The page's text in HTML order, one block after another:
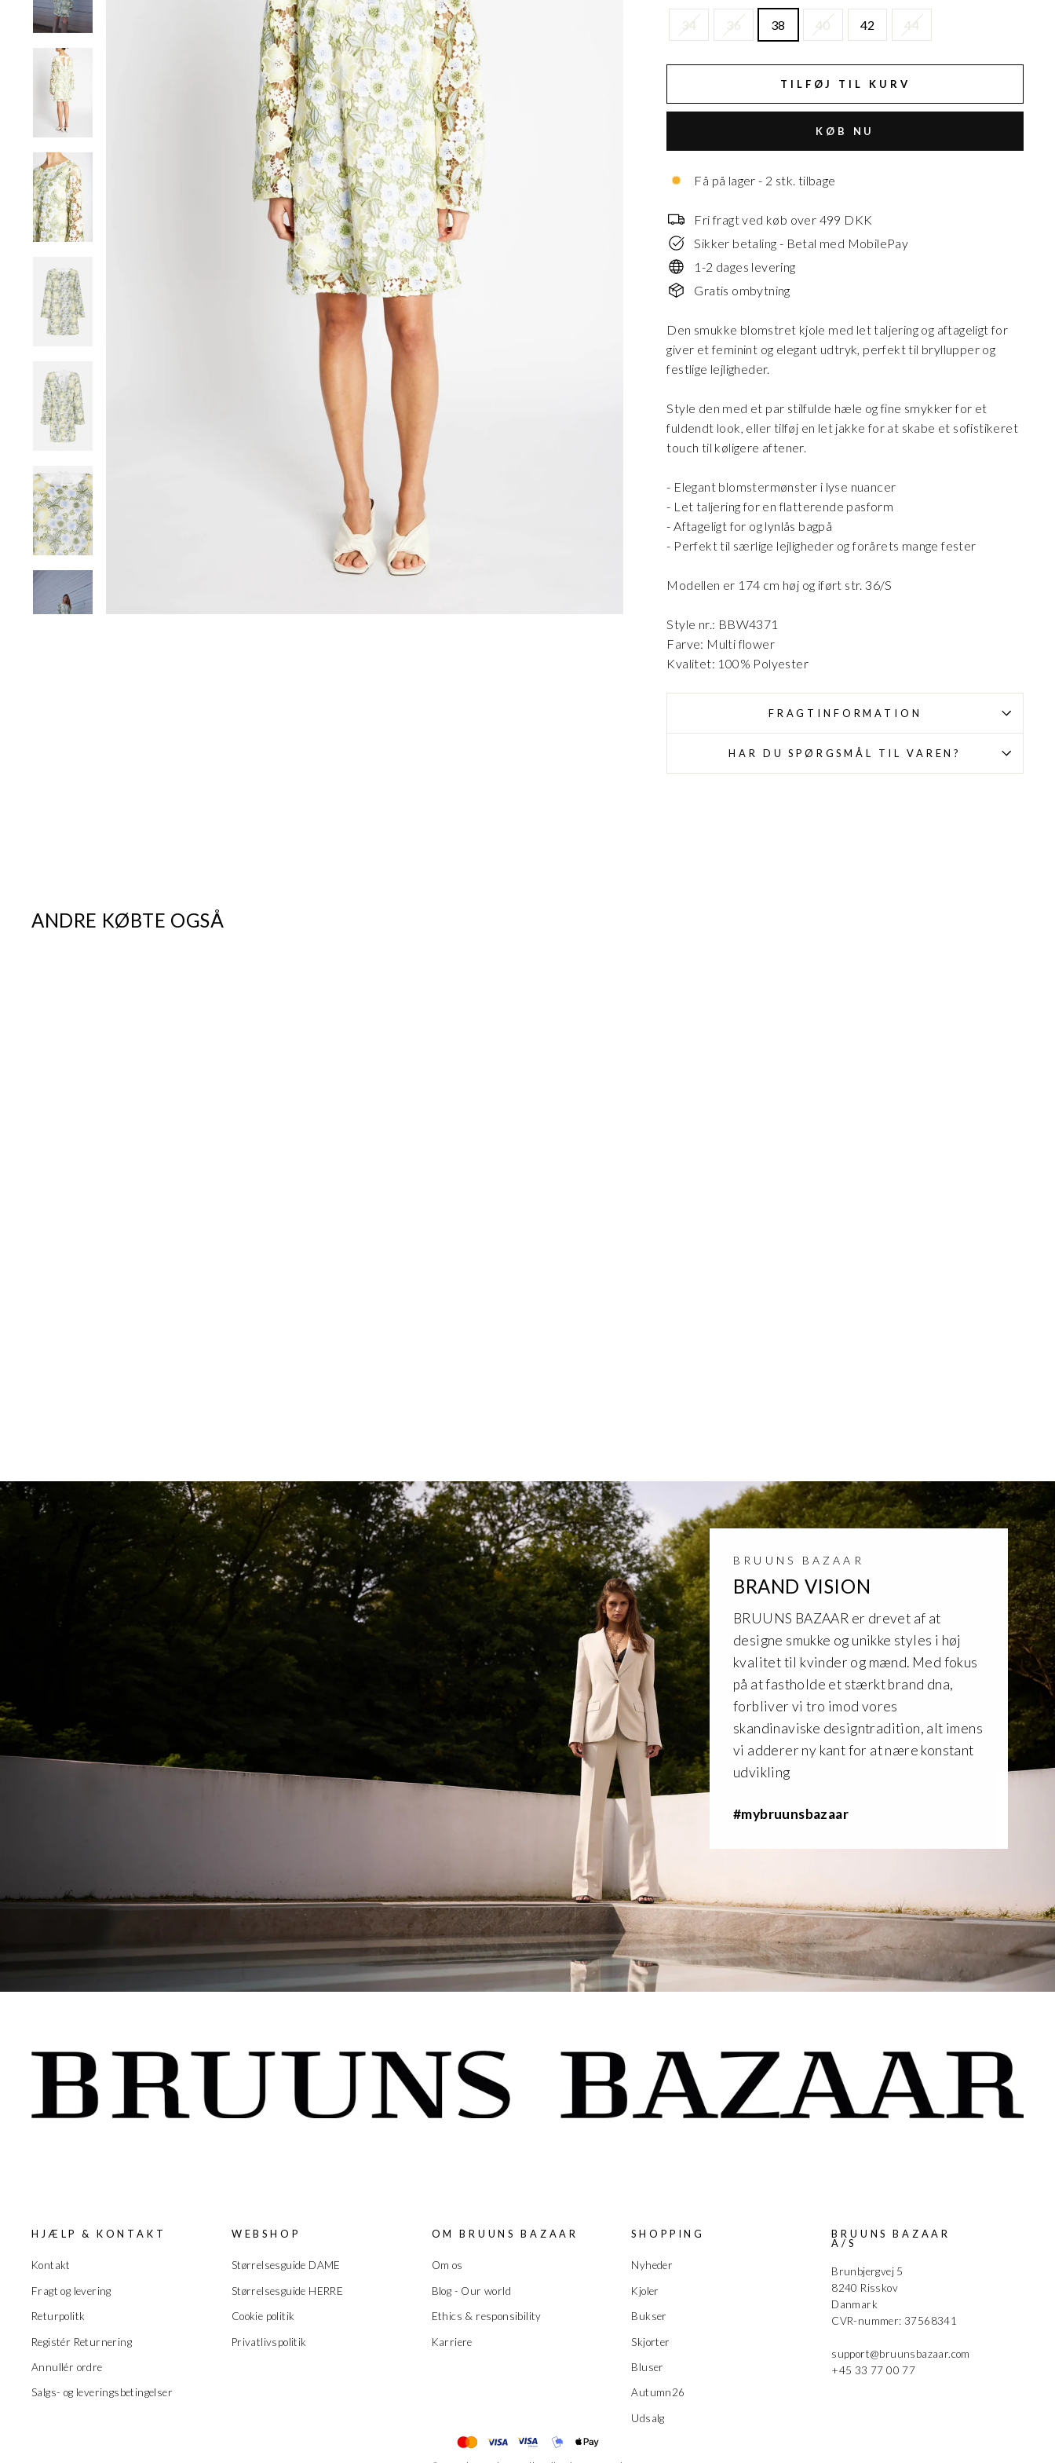
34 36 38 40 42 44
TILFØJ TIL KURV
KØB NU
Få på lager - 2 stk. tilbage
Fri fragt ved køb over 499 DKK
Sikker betaling - Betal med MobilePay
1-2 dages levering
Gratis ombytning
Den smukke blomstret kjole med let taljering og aftageligt for
giver et feminint og elegant udtryk, perfekt til bryllupper og
festlige lejligheder.
Style den med et par stilfulde hæle og fine smykker for et
fuldendt look, eller tilføj en let jakke for at skabe et sofistikeret
touch til køligere aftener.
- Elegant blomstermønster i lyse nuancer
- Let taljering for en flatterende pasform
- Aftageligt for og lynlås bagpå
- Perfekt til særlige lejligheder og forårets mange fester
Modellen er 174 cm høj og iført str. 36/S
Style nr.: BBW4371
Farve: Multi flower
Kvalitet: 100% Polyester
FRAGTINFORMATION
HAR DU SPØRGSMÅL TIL VAREN?
ANDRE KØBTE OGSÅ
BRUUNS BAZAAR
BRAND VISION
BRUUNS BAZAAR er drevet af at
designe smukke og unikke styles i høj
kvalitet til kvinder og mænd. Med fokus
på at fastholde et stærkt brand dna,
forbliver vi tro imod vores
skandinaviske designtradition, alt imens
vi adderer ny kant for at nære konstant
udvikling
#mybruunsbazaar
HJÆLP & KONTAKT
Kontakt
Fragt og levering
Returpolitk
Registér Returnering
Annullér ordre
Salgs- og leveringsbetingelser
WEBSHOP
Størrelsesguide DAME
Størrelsesguide HERRE
Cookie politik
Privatlivspolitik
OM BRUUNS BAZAAR
Om os
Blog - Our world
Ethics & responsibility
Karriere
SHOPPING
Nyheder
Kjoler
Bukser
Skjorter
Bluser
Autumn26
Udsalg
BRUUNS BAZAAR
A/S
Brunbjergvej 5
8240 Risskov
Danmark
CVR-nummer: 37568341
support@bruunsbazaar.com
+45 33 77 00 77